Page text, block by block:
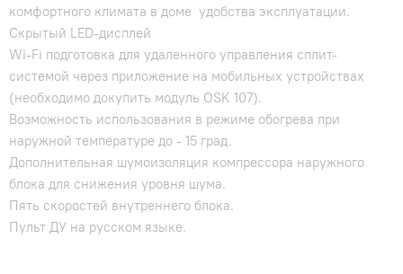
комфортного климата в доме удобства эксплуатации.
Скрытый LED-дисплей
Wi-Fi подготовка для удаленного управления сплит-
системой через приложение на мобильных устройствах
(необходимо докупить модуль OSK 107).
Возможность использования в режиме обогрева при
наружной температуре до - 15 град.
Дополнительная шумоизоляция компрессора наружного
блока для снижения уровня шума.
Пять скоростей внутреннего блока.
Пульт ДУ на русском языке.